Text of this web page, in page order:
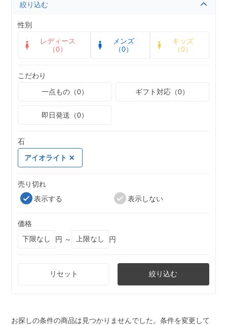
絞り込む
性別
レディース
（0）
メンズ
（0）
キッズ
（0）
こだわり
一点もの（0）
ギフト対応（0）
即日発送（0）
石
アイオライト
売り切れ
表示する
表示しない
価格
円 ～
円
リセット 絞り込む
お探しの条件の商品は見つかりませんでした。条件を変更して